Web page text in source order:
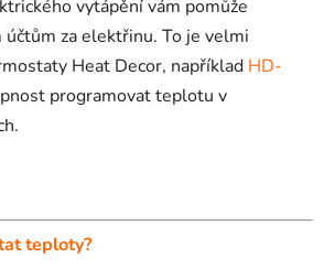
vytápění vám pomůže
za elektřinu. To je velmi
Heat Decor, například HD-
programovat teplotu v
teploty?